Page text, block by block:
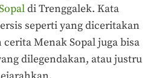
di Trenggalek. Kata
seperti yang diceritakan
Menak Sopal juga bisa
dilegendakan, atau justru